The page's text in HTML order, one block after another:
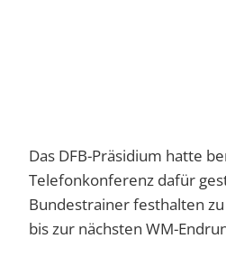
Das DFB-Präsidium hatte
Telefonkonferenz dafür
Bundestrainer festhalten
bis zur nächsten WM-